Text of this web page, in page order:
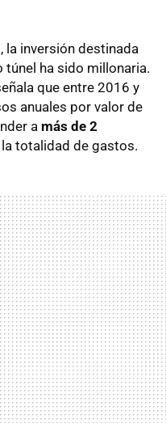
la inversión destinada
ha sido millonaria.
que entre 2016 y
anuales por valor de
a más de 2
totalidad de gastos.